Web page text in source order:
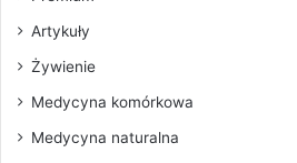
Artykuły
Żywienie
Medycyna komórkowa
Medycyna naturalna